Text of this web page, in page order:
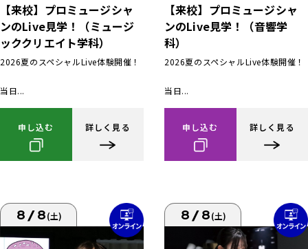
【来校】プロミュージシャ
ンのLive見学！（ミュージ
ッククリエイト学科）
2026夏のスペシャルLive体験開催！
当日...
申し込む 詳しく見る
【来校】プロミュージシャ
ンのLive見学！（音響学
科）
2026夏のスペシャルLive体験開催！
当日...
申し込む 詳しく見る
8/8(土) 8/8(土)